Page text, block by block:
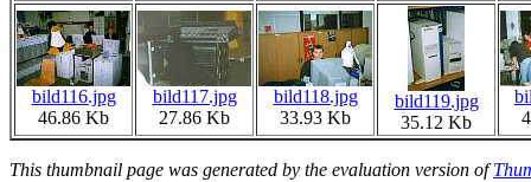
bild116.jpg
46.86 Kb
bild117.jpg
27.86 Kb
bild118.jpg
33.93 Kb
bild119.jpg
35.12 Kb
This thumbnail page was generated by the evaluation version of